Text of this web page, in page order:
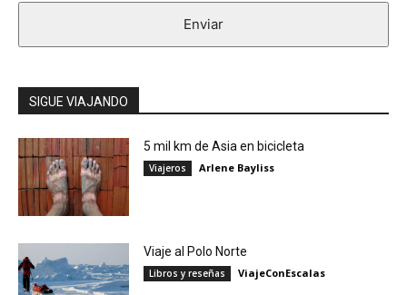
Enviar
SIGUE VIAJANDO
5 mil km de Asia en bicicleta
Viajeros Arlene Bayliss
Viaje al Polo Norte
Libros y reseñas ViajeConEscalas